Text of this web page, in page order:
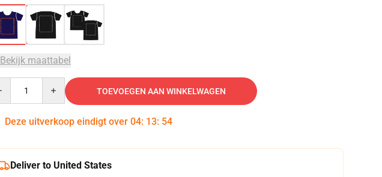
Bekijk maattabel
TOEVOEGEN AAN WINKELWAGEN
Deze uitverkoop eindigt over 04: 13: 53
Deliver to United States